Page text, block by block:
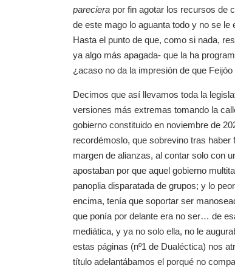
pareciera por fin agotar los recursos de
de este mago lo aguanta todo y no se
Hasta el punto de que, como si nada,
ya algo más apagada- que la ha
¿acaso no da la impresión de que
Decimos que así llevamos toda la
versiones más extremas tomando la
gobierno constituido en noviembre de
recordémoslo, que sobrevino tras
margen de alianzas, al contar solo con
apostaban por que aquel gobierno
panoplia disparatada de grupos; y lo
encima, tenía que soportar ser
que ponía por delante era no ser… de
mediática, y ya no solo ella, no le
estas páginas (nº1 de Dualéctica) nos
título adelantábamos el porqué no